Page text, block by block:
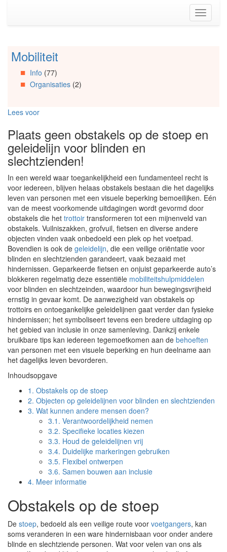
(Accesskey
Toggle
Spring
Artikels
Spring
Spring
Organisaties
Spring
naar
Social
media
Mobiliteit
Info (77)
Organisaties(2)
Lees voor
Plaats geen obstakels op de stoep en
geleidelijn voor blinden en
slechtzienden!
In een wereld waar toegankelijkheid een fundamenteel recht is
voor iedereen, blijven helaas obstakels bestaan die het dagelijks
leven van personen met een visuele beperking bemoeilijken. Eén
van de meest voorkomende uitdagingen wordt gevormd door
obstakels die het trottoir transformeren tot een mijnenveld van
obstakels. Vuilniszakken, grofvuil, fietsen en diverse andere
objecten vinden vaak onbedoeld een plek op het voetpad.
Bovendien is ook de geleidelijn, die een veilige oriëntatie voor
blinden en slechtzienden garandeert, vaak bezaaid met
hindernissen. Geparkeerde fietsen en onjuist geparkeerde auto’s
blokkeren regelmatig deze essentiële mobiliteitshulpmiddelen
voor blinden en slechtzeinden, waardoor hun bewegingsvrijheid
ernstig in gevaar komt. De aanwezigheid van obstakels op
trottoirs en ontoegankelijke geleidelijnen gaat verder dan fysieke
hindernissen; het symboliseert tevens een bredere uitdaging op
het gebied van inclusie in onze samenleving. Dankzij enkele
bruikbare tips kan iedereen tegemoetkomen aan de behoeften
van personen met een visuele beperking en hun deelname aan
het dagelijks leven bevorderen.
Inhoudsopgave
1. Obstakels op de stoep
2. Objecten op geleidelijnen voor blinden en slechtzienden
3. Wat kunnen andere mensen doen?
3.1. Verantwoordelijkheid nemen
3.2. Specifieke locaties kiezen
3.3. Houd de geleidelijnen vrij
3.4. Duidelijke markeringen gebruiken
3.5. Flexibel ontwerpen
3.6. Samen bouwen aan inclusie
4. Meer informatie
Obstakels op de stoep
De stoep, bedoeld als een veilige route voor voetgangers, kan
soms veranderen in een ware hindernisbaan voor onder andere
blinde en slechtziende personen. Wat voor velen van ons als